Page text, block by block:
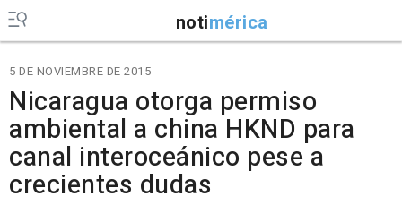
notimérica
5 DE NOVIEMBRE DE 2015
Nicaragua otorga permiso
ambiental a china HKND para
canal interoceánico pese a
crecientes dudas